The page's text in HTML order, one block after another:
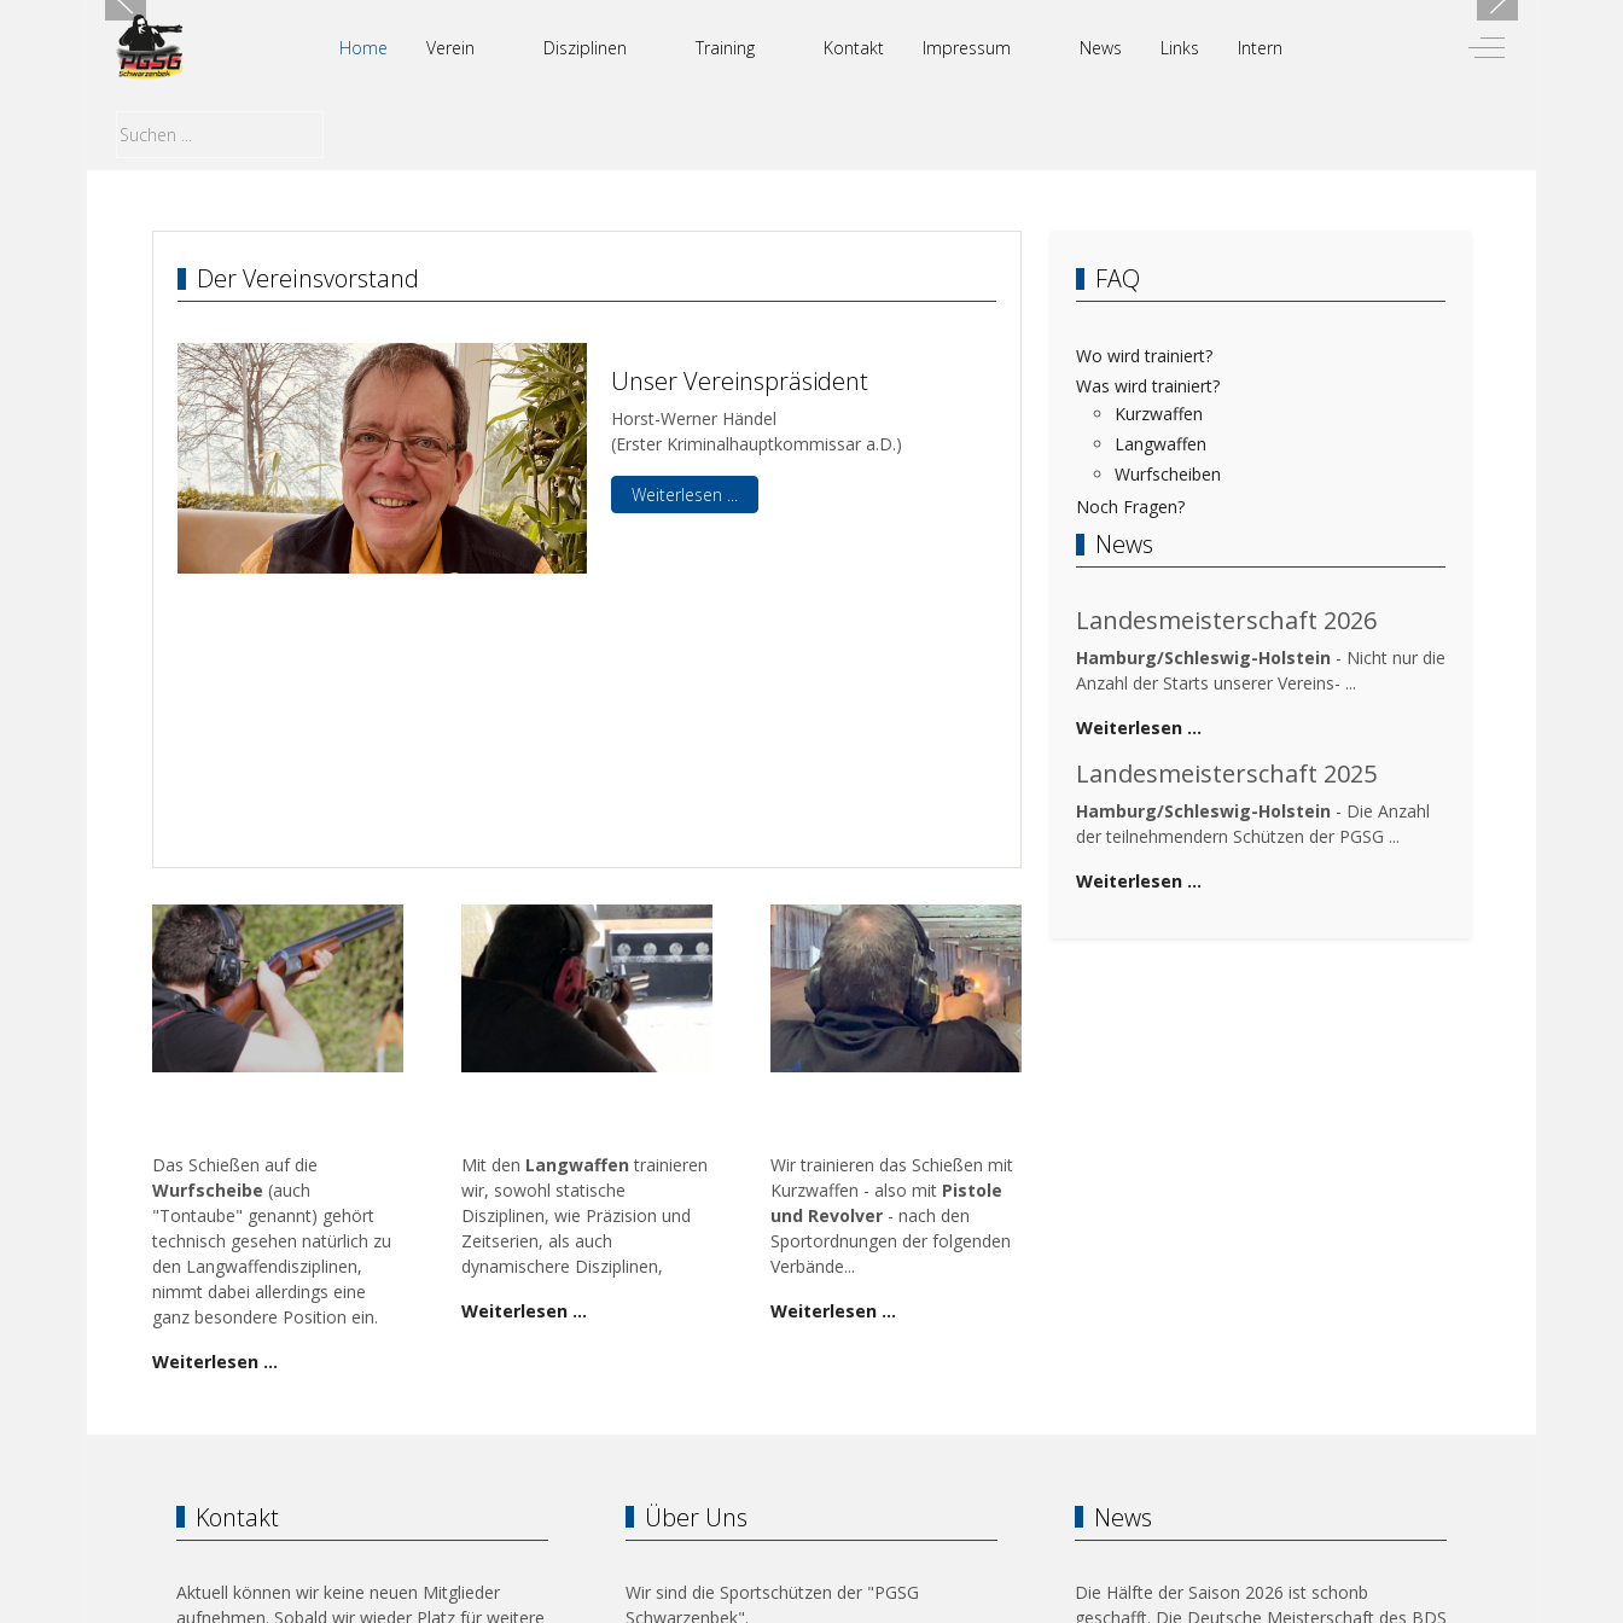
Home Verein Disziplinen Training Kontakt Impressum News Links Intern Off-Canvas
Der Vereinsvorstand
Unser Vereinspräsident
Horst-Werner Händel
(Erster Kriminalhauptkommissar a.D.)
Weiterlesen ...
Das Schießen auf die
Wurfscheibe (auch
"Tontaube" genannt) gehört
technisch gesehen natürlich zu
den Langwaffendisziplinen,
nimmt dabei allerdings eine
ganz besondere Position ein.
Weiterlesen …
Mit den Langwaffen trainieren
wir, sowohl statische
Disziplinen, wie Präzision und
Zeitserien, als auch
dynamischere Disziplinen,
Weiterlesen …
Wir trainieren das Schießen mit
Kurzwaffen - also mit Pistole
und Revolver - nach den
Sportordnungen der folgenden
Verbände...
Weiterlesen …
FAQ
Wo wird trainiert?
Was wird trainiert?
Kurzwaffen
Langwaffen
Wurfscheiben
Noch Fragen?
News
Landesmeisterschaft 2026
Hamburg/Schleswig-Holstein - Nicht nur die
Anzahl der Starts unserer Vereins- ...
Weiterlesen …
Landesmeisterschaft 2025
Hamburg/Schleswig-Holstein - Die Anzahl
der teilnehmendern Schützen der PGSG ...
Weiterlesen …
Kontakt
Aktuell können wir keine neuen Mitglieder
aufnehmen. Sobald wir wieder Platz für weitere
Über Uns
Wir sind die Sportschützen der "PGSG
Schwarzenbek".
News
Die Hälfte der Saison 2026 ist schonb
geschafft. Die Deutsche Meisterschaft des BDS